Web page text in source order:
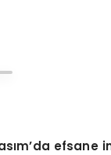
efsane